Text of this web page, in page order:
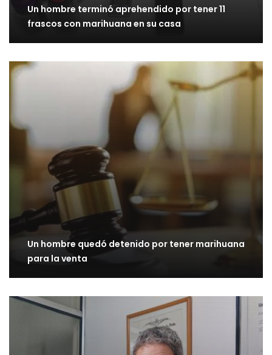
Un hombre terminó aprehendido por tener 11
frascos con marihuana en su casa
Un hombre quedó detenido por tener marihuana
para la venta